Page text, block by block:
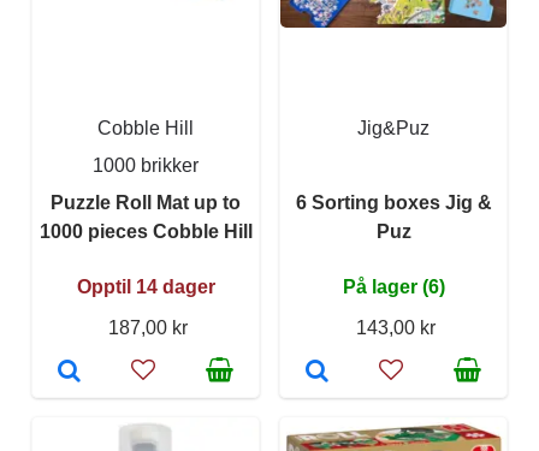
Cobble Hill
1000 brikker
Puzzle Roll Mat up to
1000 pieces Cobble Hill
Opptil 14 dager
187,00 kr
Jig&Puz
6 Sorting boxes Jig &
Puz
På lager (6)
143,00 kr